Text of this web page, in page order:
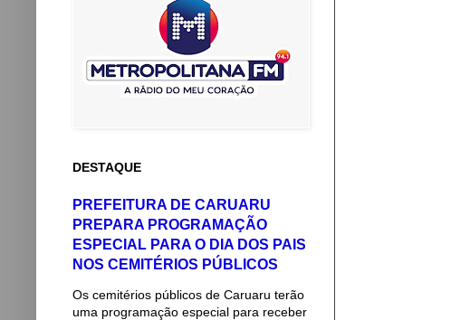
DESTAQUE
PREFEITURA DE CARUARU
PREPARA PROGRAMAÇÃO
ESPECIAL PARA O DIA DOS PAIS
NOS CEMITÉRIOS PÚBLICOS
Os cemitérios públicos de Caruaru terão
uma programação especial para receber